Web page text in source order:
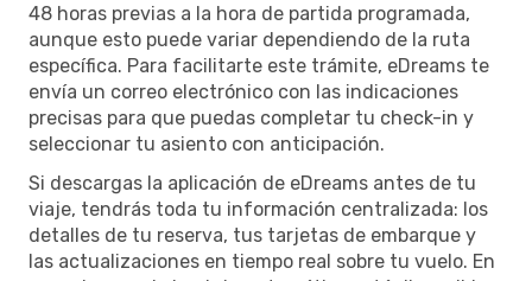
48 horas previas a la hora de partida programada,
aunque esto puede variar dependiendo de la ruta
específica. Para facilitarte este trámite, eDreams te
envía un correo electrónico con las indicaciones
precisas para que puedas completar tu check-in y
seleccionar tu asiento con anticipación.
Si descargas la aplicación de eDreams antes de tu
viaje, tendrás toda tu información centralizada: los
detalles de tu reserva, tus tarjetas de embarque y
las actualizaciones en tiempo real sobre tu vuelo. En